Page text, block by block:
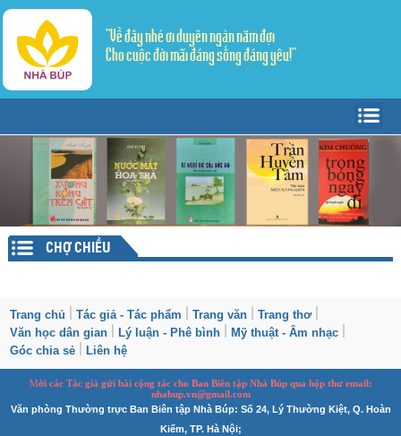
"Về đây nhé ơi duyên ngàn năm đợi
Cho cuộc đời mãi đáng sống đáng yêu!"
Giới thiệu
Tác giả - Tác phẩm
Trang văn ▼
Tản Văn
Truyện ngắn
Thể ký
Trang thơ ▼
Sáng tác
Dịch thơ
Văn học dân gian
Lý luận - Phê bình
Mỹ thuật - Âm nhạc
Góc chia sẻ
CHỢ CHIỀU
Trang chủ Tác giả - Tác phẩm Trang văn
Trang thơ
Văn học dân gian
Lý luận - Phê bình
Mỹ thuật - Âm nhạc
Góc chia sẻ
Liên hệ
Mời các Tác giả gửi bài cộng táccho Ban Biên tập Nhà Búp qua hộp thư email:
nhabup.vn@gmail.com
Văn phòng Thường trực Ban Biên tập Nhà Búp: Số 24, Lý Thường Kiệt, Q. Hoàn
Kiếm, TP. Hà Nội;